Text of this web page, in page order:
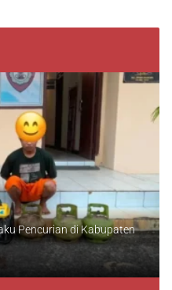
Pencurian di Kabupaten